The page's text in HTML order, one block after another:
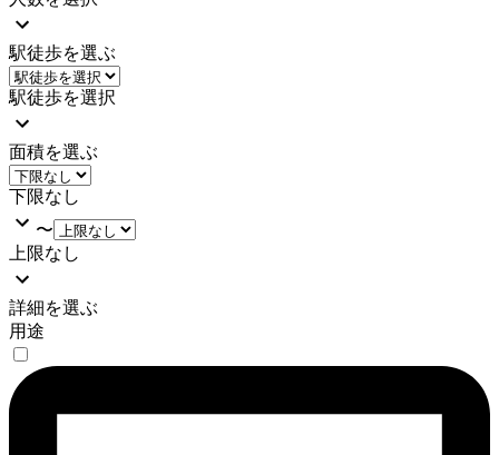
駅徒歩を選ぶ
駅徒歩を選択
面積を選ぶ
下限なし
〜
上限なし
詳細を選ぶ
用途